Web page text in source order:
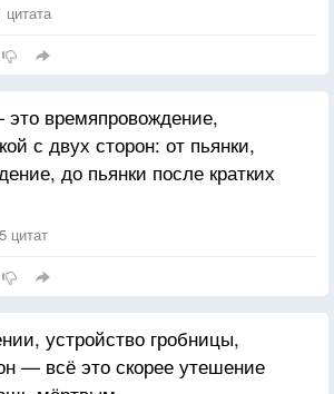
времяпровождение,
с двух сторон: от пьянки,
до пьянки после кратких
цитат
устройство гробницы,
— всё это скорее утешение